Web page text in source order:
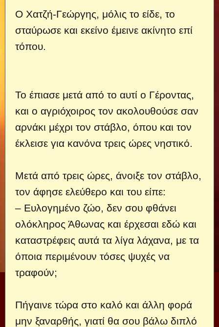
Ο Χατζή-Γεώργης, μόλις το είδε, το
σταύρωσε και εκείνο έμεινε ακίνητο επί
τόπου.
Το έπιασε μετά από το αυτί ο Γέροντας,
και ο αγριόχοιρος τον ακολουθούσε σαν
αρνάκι μέχρι τον στάβλο, όπου και τον
έκλεισε για κανόνα τρεις ώρες νηστικό.
Μετά από τρεις ώρες, άνοιξε τον στάβλο,
τον άφησε ελεύθερο και του είπε:
– Ευλογημένο ζώο, δεν σου φθάνει
ολόκληρος Άθωνας και έρχεσαι εδώ και
καταστρέφεις αυτά τα λίγα λάχανα, με τα
όποια περιμένουν τόσες ψυχές να
τραφούν;
Πήγαινε τώρα στο καλό και άλλη φορά
μην ξαναρθής, γιατί θα σου βάλω διπλό